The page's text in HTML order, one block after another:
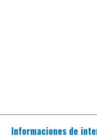
Informaciones de